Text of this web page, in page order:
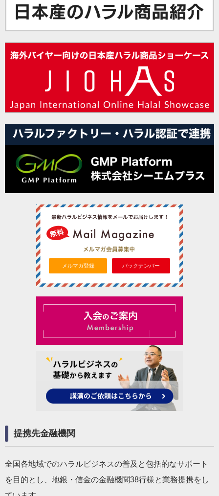
メルマガ登録 バックナンバー
提携先金融機関
全国各地域でのハラルビジネスの普及と包括的なサポート
を目的とし、地銀・信金の金融機関38行様と業務提携をし